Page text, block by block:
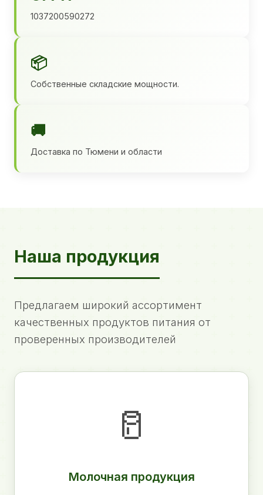
1037200590272
📦
Собственные складские мощности.
🚚
Доставка по Тюмени и области
Наша продукция
Предлагаем широкий ассортимент
качественных продуктов питания от
проверенных производителей
🥛
Молочная продукция